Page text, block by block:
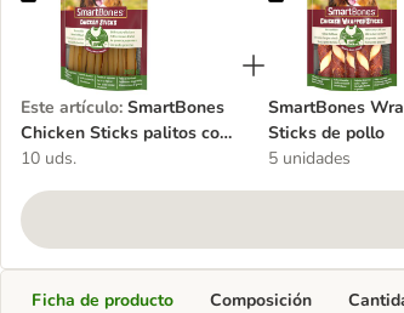
Este artículo: SmartBones
Chicken Sticks palitos con
pollo
10 uds.
SmartBones
Sticks de pollo
5 unidades
Ficha de producto Composición